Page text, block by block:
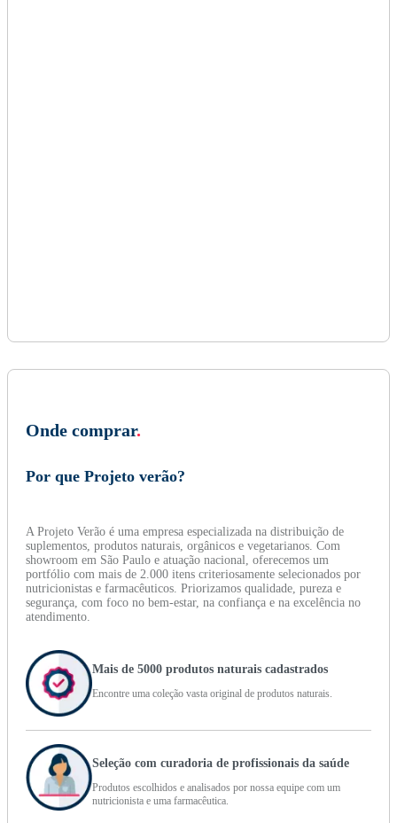
Onde comprar.
Por que Projeto verão?
A Projeto Verão é uma empresa especializada na distribuição de
suplementos, produtos naturais, orgânicos e vegetarianos. Com
showroom em São Paulo e atuação nacional, oferecemos um
portfólio com mais de 2.000 itens criteriosamente selecionados por
nutricionistas e farmacêuticos. Priorizamos qualidade, pureza e
segurança, com foco no bem-estar, na confiança e na excelência no
atendimento.
Mais de 5000 produtos naturais cadastrados
Encontre uma coleção vasta original de produtos naturais.
Seleção com curadoria de profissionais da saúde
Produtos escolhidos e analisados por nossa equipe com um
nutricionista e uma farmacêutica.